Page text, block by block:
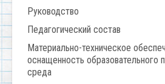
Руководство
Педагогический состав
Материально-техническое
оснащенность образовательного
среда